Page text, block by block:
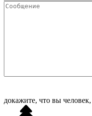
докажите, что вы